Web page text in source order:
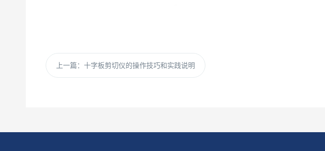
上一篇： 十字板剪切仪的操作技巧和实践说明